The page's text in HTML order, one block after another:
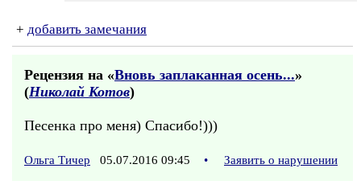
+ добавить замечания
Рецензия на «Вновь заплаканная осень...»
(Николай Котов)
Песенка про меня) Спасибо!)))
Ольга Тичер 05.07.2016 09:45 • Заявить о нарушении